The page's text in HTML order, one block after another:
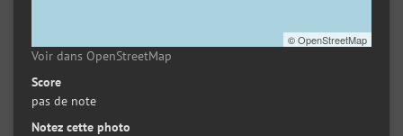
©OpenStreetMap
Voir dans OpenStreetMap
Score
pas de note
Notez cette photo